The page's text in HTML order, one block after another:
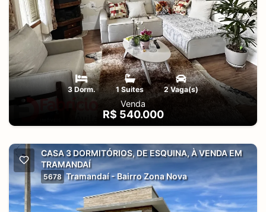
3 Dorm. 1 Suites 2 Vaga(s)
Venda
R$ 540.000
CASA 3 DORMITÓRIOS, DE ESQUINA, À VENDA EM
TRAMANDAÍ
5678 Tramandaí - Bairro Zona Nova